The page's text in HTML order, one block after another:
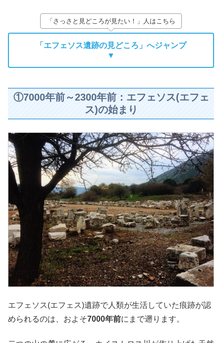
「さっさと見どころが見たい！」人はこちら
「エフェソス遺跡の見どころ」へジャンプ
▼
①7000年前～2300年前：エフェソス(エフェ
ス)の始まり
エフェソス(エフェス)遺跡で人類が生活していた痕跡が認
められるのは、およそ7000年前にまで遡ります。